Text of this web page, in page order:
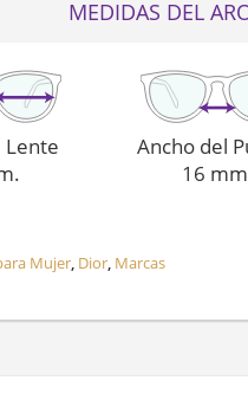
MEDIDAS DEL
Lente
Ancho del
16
Mujer, Dior, Marcas